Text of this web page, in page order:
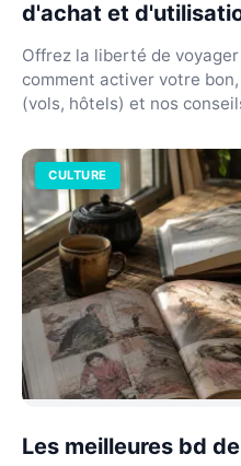
d'achat et
Offrez la liberté de
comment activer votre
(vols, hôtels) et nos
CULTURE
Les meilleures bd